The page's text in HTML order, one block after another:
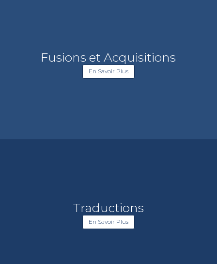
Fusions et Acquisitions
En Savoir Plus
Traductions
En Savoir Plus